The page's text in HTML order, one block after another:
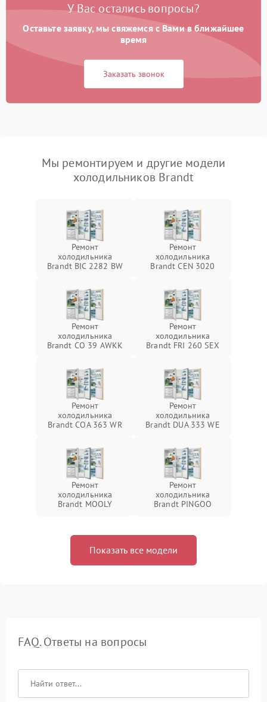
У Вас остались вопросы?
Оставьте заявку, мы свяжемся с Вами в ближайшее
время
Заказать звонок
Мы ремонтируем и другие модели
холодильников Brandt
Ремонт
холодильника
Brandt BIC 2282 BW
Ремонт
холодильника
Brandt CEN 3020
Ремонт
холодильника
Brandt CO 39 AWKK
Ремонт
холодильника
Brandt FRI 260 SEX
Ремонт
холодильника
Brandt COA 363 WR
Ремонт
холодильника
Brandt DUA 333 WE
Ремонт
холодильника
Brandt MOOLY
Ремонт
холодильника
Brandt PINGOO
Показать все модели
FAQ. Ответы на вопросы